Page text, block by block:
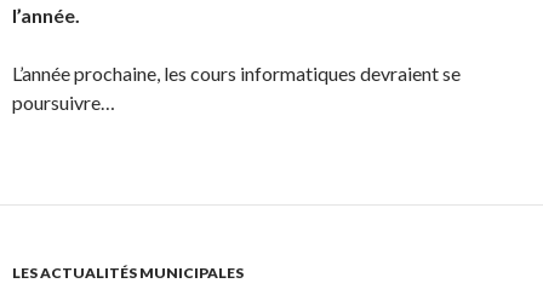
l’année.
L’année prochaine, les cours informatiques devraient se
poursuivre…
LES ACTUALITÉS MUNICIPALES